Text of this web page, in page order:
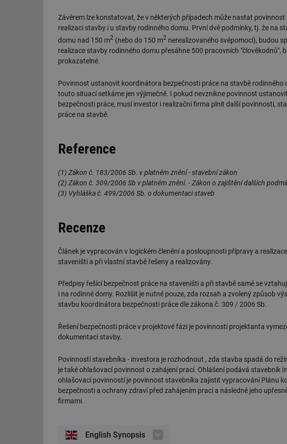
Závěrem lze konstatovat, že v některých případech může nastat
realizaci stavby i u stavby rodinného domu. První dvě podmínky, tj. že na
domu nad 150 m2 (nebo do 150 m2 nerealizovaného svépomocí), budou
realizace stavby rodinného domu přesáhne 500 pracovních "člověkodnů",
prokazatelné.
Povinnost ustanovit koordinátora bezpečnosti práce na stavbě rodinného
touto situací setkáme jen výjimečně. I pokud nevznikne povinnost
bezpečnosti práce, musí investor i realizační firma plnit další povinnosti,
práce na stavbě.
Reference
(1) Zákon č. 183/2006 Sb. v platném znění - stavební zákon
(2) Zákon č. 309/2006 Sb v platném znění. - Zákon o zajištění dalších
(3) Vyhláška č. 499/2006 Sb. o dokumentaci staveb
Recenze
Článek je vypracován v logickém členění a posloupnosti přípravy a
staveništi a při vlastní stavbě řešeny a realizovány.
Předpisy řešící bezpečnost práce na staveništi a při stavbě samé se
i na rodinné domy. Rozlišit je nutné pouze, zda rozsah a zvolený způsob
stavbu koordinátora bezpečnosti práce dle zákona č. 309 / 2006 Sb.
Řešení bezpečnosti práce v projektové fázi je povinností projektanta
dokumentaci stavby.
Povinností stavebníka - investora je rozhodnout , zda stavba spadá do
je také ohlašovací povinnost o zahájení prací. Ohlášení podává stavebník
ohlašovací povinností je povinnost stavebníka zajistit vypracování Plánu
bezpečnosti a ochrany zdraví před zahájením prací a následně jeho
firmami.
English Synopsis
info.cz
info.cz
_hjAbsoluteSessionInProgress
Hotjar Ltd
id
vetrani.tzb-
info.cz
_hjIncludedInSessionSample
Hotjar Ltd
stavba.tzb-
_hjIncludedInSessionSample
voda.tzb-
info.cz
id oze.tzb-
_dc_gtm_UA-5901706-1
.tzb-info.cz